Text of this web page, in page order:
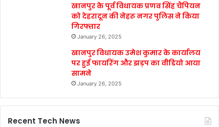
खानपुर के पूर्व विधायक प्रणव सिंह चैंपियन
को देहरादून की नेहरू नगर पुलिस ने किया
गिरफ्तार
January 26, 2025
खानपुर विधायक उमेश कुमार के कार्यालय
पर हुई फायरिंग और झड़प का वीडियो आया
सामने
January 26, 2025
Recent Tech News